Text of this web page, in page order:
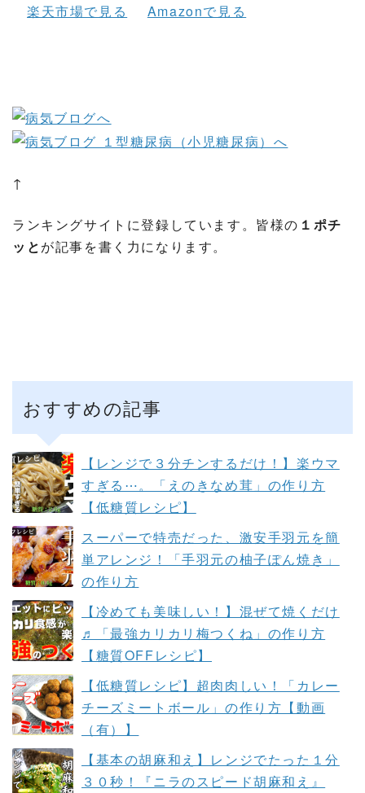
楽天市場で見る Amazonで見る
↑
ランキングサイトに登録しています。皆様の １ポチ
ッとが記事を書く力になります。
おすすめの記事
【レンジで３分チンするだけ！】楽ウマ
すぎる⋯。「えのきなめ茸」の作り方
【低糖質レシピ】
スーパーで特売だった、激安手羽元を簡
単アレンジ！「手羽元の柚子ぽん焼き」
の作り方
【冷めても美味しい！】混ぜて焼くだけ
♬「最強カリカリ梅つくね」の作り方
【糖質OFFレシピ】
【低糖質レシピ】超肉肉しい！「カレー
チーズミートボール」の作り方【動画
（有）】
【基本の胡麻和え】レンジでたった１分
３０秒！『ニラのスピード胡麻和え』